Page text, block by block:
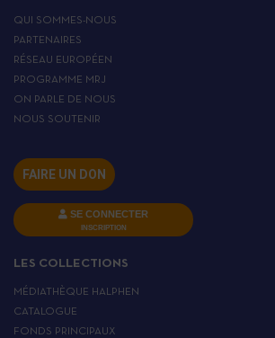
QUI SOMMES-NOUS
PARTENAIRES
RÉSEAU EUROPÉEN
PROGRAMME MRJ
ON PARLE DE NOUS
NOUS SOUTENIR
FAIRE UN DON
SE CONNECTER
INSCRIPTION
LES COLLECTIONS
MÉDIATHÈQUE HALPHEN
CATALOGUE
FONDS PRINCIPAUX